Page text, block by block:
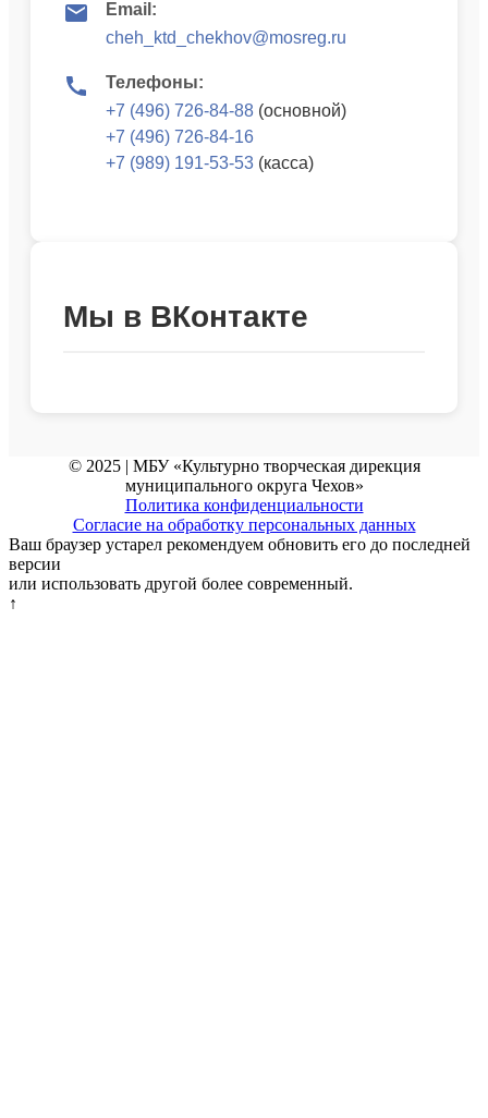
Email:
cheh_ktd_chekhov@mosreg.ru
Телефоны:
+7 (496) 726-84-88 (основной)
+7 (496) 726-84-16
+7 (989) 191-53-53 (касса)
Мы в ВКонтакте
© 2025 | МБУ «Культурно творческая дирекция
муниципального округа Чехов»
Политика конфиденциальности
Согласие на обработку персональных данных
Ваш браузер устарел рекомендуем обновить его до последней
версии
или использовать другой более современный.
↑